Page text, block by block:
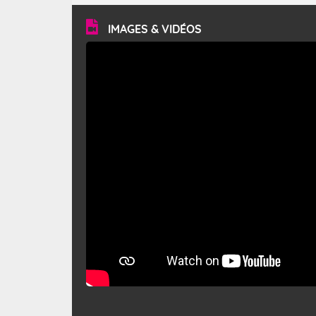
vitesse moyenne de 50 km/h et atteindre 80 à 100 km/h
en rafales, parfois davantage. Il parcourt la basse vallée
du Rhône et la Provence et envahit le littoral
méditerranéen à partir de la Camargue.
IMAGES & VIDÉOS